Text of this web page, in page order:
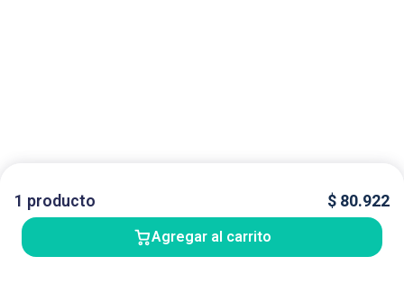
1 producto $ 80.922
Agregar al carrito